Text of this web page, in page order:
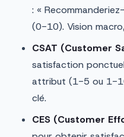
: «
(0-10). Vision
CSAT (Customer
satisfaction
attribut (1-5 ou 1-
clé.
CES (Customer